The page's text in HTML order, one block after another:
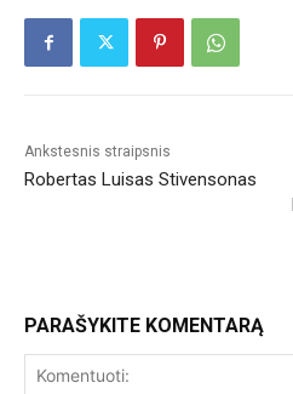
Ankstesnis straipsnis
Robertas Luisas Stivensonas
PARAŠYKITE KOMENTARĄ